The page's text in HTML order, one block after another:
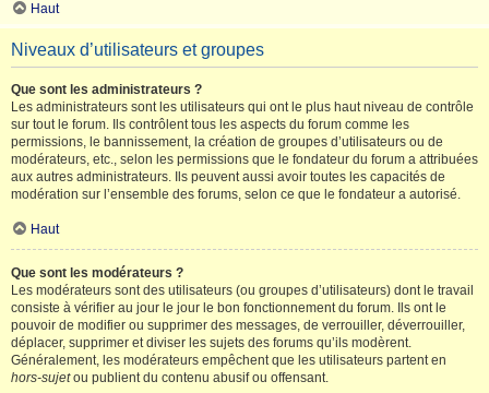
Haut
Niveaux d’utilisateurs et groupes
Que sont les administrateurs ?
Les administrateurs sont les utilisateurs qui ont le plus haut niveau de contrôle
sur tout le forum. Ils contrôlent tous les aspects du forum comme les
permissions, le bannissement, la création de groupes d’utilisateurs ou de
modérateurs, etc., selon les permissions que le fondateur du forum a attribuées
aux autres administrateurs. Ils peuvent aussi avoir toutes les capacités de
modération sur l’ensemble des forums, selon ce que le fondateur a autorisé.
Haut
Que sont les modérateurs ?
Les modérateurs sont des utilisateurs (ou groupes d’utilisateurs) dont le travail
consiste à vérifier au jour le jour le bon fonctionnement du forum. Ils ont le
pouvoir de modifier ou supprimer des messages, de verrouiller, déverrouiller,
déplacer, supprimer et diviser les sujets des forums qu’ils modèrent.
Généralement, les modérateurs empêchent que les utilisateurs partent en
hors-sujetou publient du contenu abusif ou offensant.